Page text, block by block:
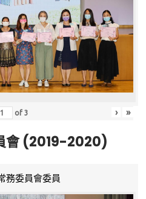
of3 › »
會 (2019-2020)
務委員會委員